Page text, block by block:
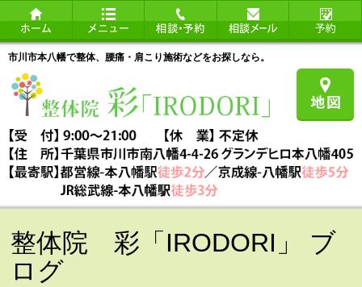
市川市本八幡で整体、腰痛・肩こり施術などをお探しなら。
整体院 彩「IRODORI」 ブ
ログ